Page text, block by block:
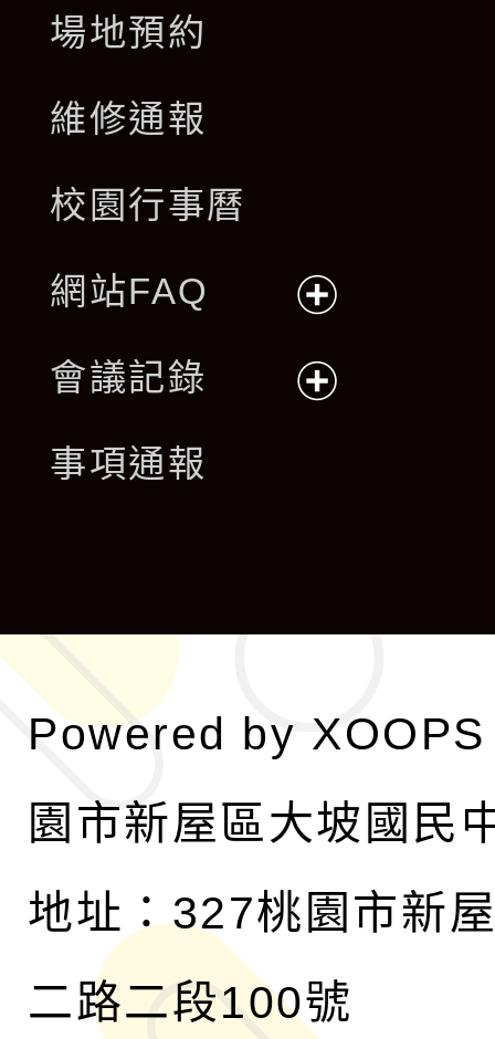
場地預約
維修通報
校園行事曆
網站FAQ
開
會議記錄
單
事項通報
Powered by XOOPS
園市新屋區大坡國民
地址：327桃園市新
二路二段100號